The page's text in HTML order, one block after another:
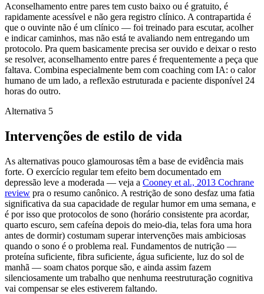
Aconselhamento entre pares tem custo baixo ou é gratuito, é
rapidamente acessível e não gera registro clínico. A contrapartida é
que o ouvinte não é um clínico — foi treinado para escutar, acolher
e indicar caminhos, mas não está te avaliando nem entregando um
protocolo. Pra quem basicamente precisa ser ouvido e deixar o resto
se resolver, aconselhamento entre pares é frequentemente a peça que
faltava. Combina especialmente bem com coaching com IA: o calor
humano de um lado, a reflexão estruturada e paciente disponível 24
horas do outro.
Alternativa 5
Intervenções de estilo de vida
As alternativas pouco glamourosas têm a base de evidência mais
forte. O exercício regular tem efeito bem documentado em
depressão leve a moderada — veja a Cooney et al., 2013 Cochrane
review pra o resumo canônico. A restrição de sono desfaz uma fatia
significativa da sua capacidade de regular humor em uma semana, e
é por isso que protocolos de sono (horário consistente pra acordar,
quarto escuro, sem cafeína depois do meio-dia, telas fora uma hora
antes de dormir) costumam superar intervenções mais ambiciosas
quando o sono é o problema real. Fundamentos de nutrição —
proteína suficiente, fibra suficiente, água suficiente, luz do sol de
manhã — soam chatos porque são, e ainda assim fazem
silenciosamente um trabalho que nenhuma reestruturação cognitiva
vai compensar se eles estiverem faltando.